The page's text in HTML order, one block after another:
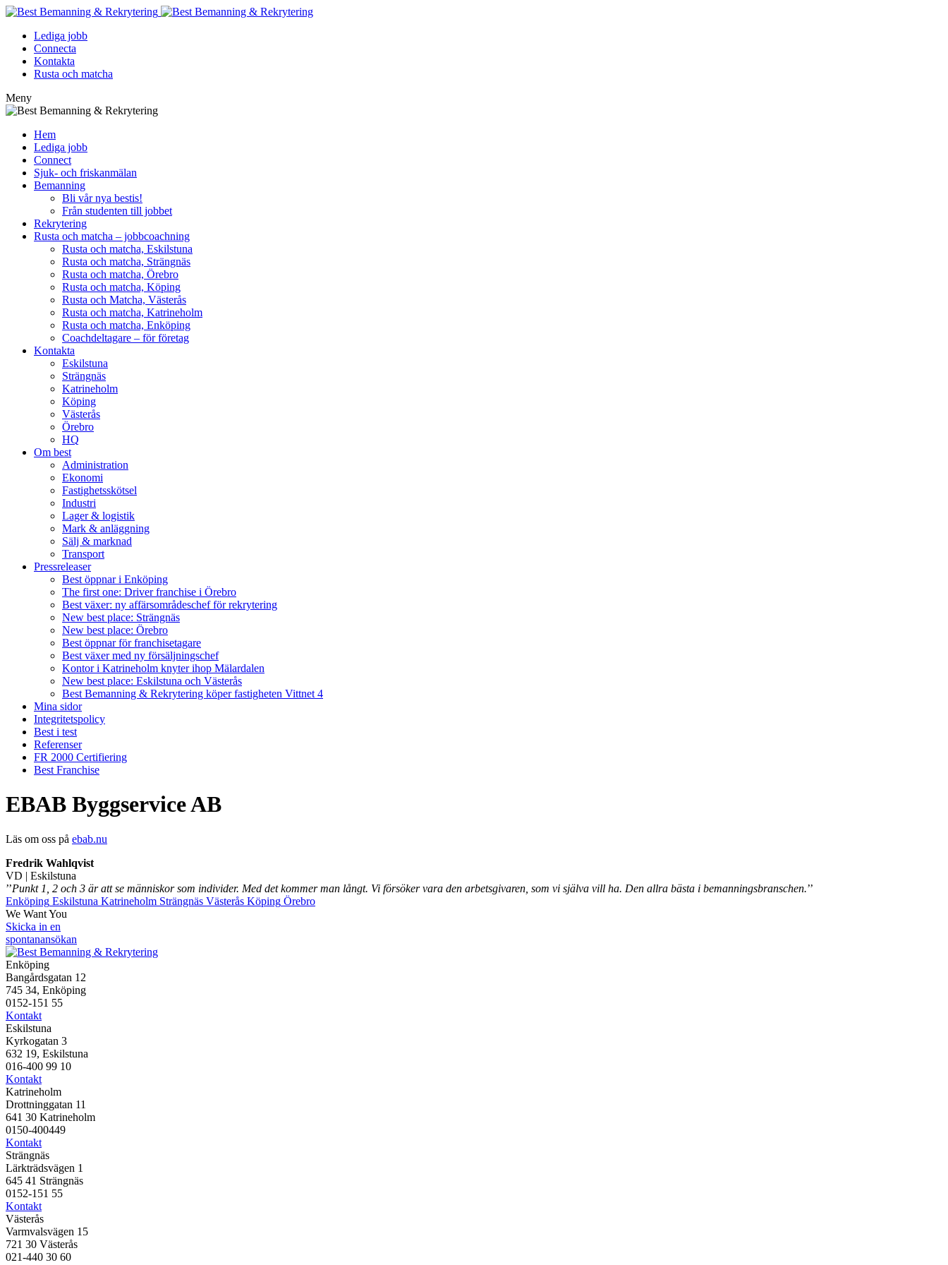
Lediga jobb
Connecta
Kontakta
Rusta och matcha
Meny
Hem
Lediga jobb
Connect
Sjuk- och friskanmälan
Bemanning
Bli vår nya bestis!
Från studenten till jobbet
Rekrytering
Rusta och matcha – jobbcoachning
Rusta och matcha, Eskilstuna
Rusta och matcha, Strängnäs
Rusta och matcha, Örebro
Rusta och matcha, Köping
Rusta och Matcha, Västerås
Rusta och matcha, Katrineholm
Rusta och matcha, Enköping
Coachdeltagare – för företag
Kontakta
Eskilstuna
Strängnäs
Katrineholm
Köping
Västerås
Örebro
HQ
Om best
Administration
Ekonomi
Fastighetsskötsel
Industri
Lager & logistik
Mark & anläggning
Sälj & marknad
Transport
Pressreleaser
Best öppnar i Enköping
The first one: Driver franchise i Örebro
Best växer: ny affärsområdeschef för rekrytering
New best place: Strängnäs
New best place: Örebro
Best öppnar för franchisetagare
Best växer med ny försäljningschef
Kontor i Katrineholm knyter ihop Mälardalen
New best place: Eskilstuna och Västerås
Best Bemanning & Rekrytering köper fastigheten Vittnet 4
Mina sidor
Integritetspolicy
Best i test
Referenser
FR 2000 Certifiering
Best Franchise
EBAB Byggservice AB
Läs om oss på ebab.nu
Fredrik Wahlqvist
VD | Eskilstuna
’’Punkt 1, 2 och 3 är att se människor som individer. Med det kommer man långt. Vi försöker vara den arbetsgivaren, som vi själva vill ha. Den allra bästa i bemanningsbranschen.’’
Enköping Eskilstuna Katrineholm Strängnäs Västerås Köping Örebro
We Want You
Skicka in en
spontanansökan
Enköping
Bangårdsgatan 12
745 34, Enköping
0152-151 55
Kontakt
Eskilstuna
Kyrkogatan 3
632 19, Eskilstuna
016-400 99 10
Kontakt
Katrineholm
Drottninggatan 11
641 30 Katrineholm
0150-400449
Kontakt
Strängnäs
Lärkträdsvägen 1
645 41 Strängnäs
0152-151 55
Kontakt
Västerås
Varmvalsvägen 15
721 30 Västerås
021-440 30 60